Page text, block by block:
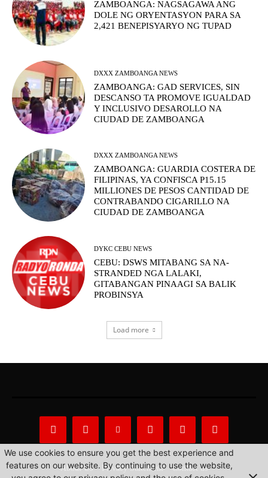
ZAMBOANGA: NAGSAGAWA ANG
DOLE NG ORYENTASYON PARA SA
2,421 BENEPISYARYO NG TUPAD
DXXX ZAMBOANGA NEWS
ZAMBOANGA: GAD SERVICES, SIN
DESCANSO TA PROMOVE IGUALDAD
Y INCLUSIVO DESAROLLO NA
CIUDAD DE ZAMBOANGA
DXXX ZAMBOANGA NEWS
ZAMBOANGA: GUARDIA COSTERA DE
FILIPINAS, YA CONFISCA P15.15
MILLIONES DE PESOS CANTIDAD DE
CONTRABANDO CIGARILLO NA
CIUDAD DE ZAMBOANGA
DYKC CEBU NEWS
CEBU: DSWS MITABANG SA NA-
STRANDED NGA LALAKI,
GITABANGAN PINAAGI SA BALIK
PROBINSYA
Load more
About Us Privacy Statement Contact us
We use cookies to ensure you get the best experience and
features on our website. By continuing to use the website,